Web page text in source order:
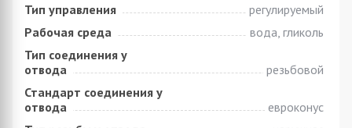
Тип управления
регулируемый
Рабочая среда
вода, гликоль
Тип соединения у
отвода
резьбовой
Стандарт соединения у
отвода
евроконус